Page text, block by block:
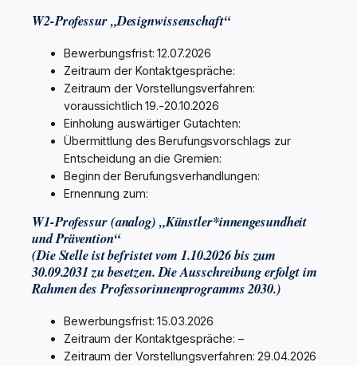
W2-Professur „Designwissenschaft“
Bewerbungsfrist: 12.07.2026
Zeitraum der Kontaktgespräche:
Zeitraum der Vorstellungsverfahren:
voraussichtlich 19.-20.10.2026
Einholung auswärtiger Gutachten:
Übermittlung des Berufungsvorschlags zur
Entscheidung an die Gremien:
Beginn der Berufungsverhandlungen:
Ernennung zum:
W1-Professur (analog) „Künstler*innengesundheit
und Prävention“
(Die Stelle ist befristet vom 1.10.2026 bis zum
30.09.2031 zu besetzen. Die Ausschreibung erfolgt im
Rahmen des Professorinnenprogramms 2030.)
Bewerbungsfrist: 15.03.2026
Zeitraum der Kontaktgespräche: –
Zeitraum der Vorstellungsverfahren: 29.04.2026